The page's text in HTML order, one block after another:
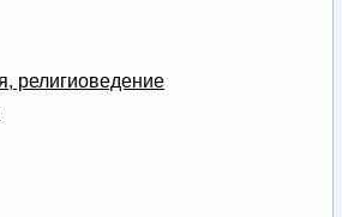
религиоведение